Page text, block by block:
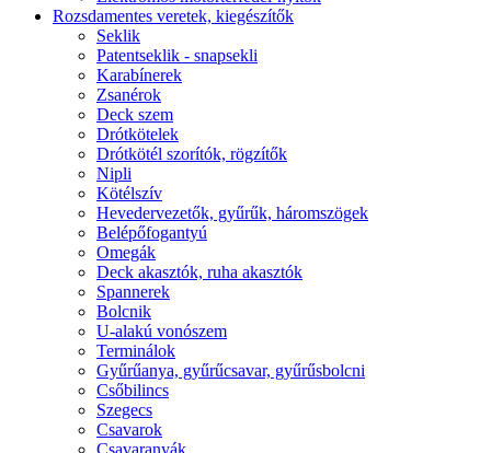
Rozsdamentes veretek, kiegészítők
Seklik
Patentseklik - snapsekli
Karabínerek
Zsanérok
Deck szem
Drótkötelek
Drótkötél szorítók, rögzítők
Nipli
Kötélszív
Hevedervezetők, gyűrűk, háromszögek
Belépőfogantyú
Omegák
Deck akasztók, ruha akasztók
Spannerek
Bolcnik
U-alakú vonószem
Terminálok
Gyűrűanya, gyűrűcsavar, gyűrűsbolcni
Csőbilincs
Szegecs
Csavarok
Csavaranyák